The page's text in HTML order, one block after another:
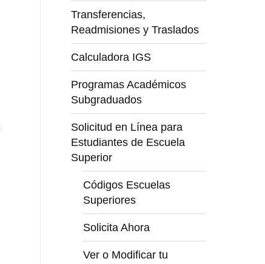
Transferencias,
Readmisiones y Traslados
Calculadora IGS
Programas Académicos
Subgraduados
Solicitud en Línea para
Estudiantes de Escuela
Superior
Códigos Escuelas
Superiores
Solicita Ahora
Ver o Modificar tu